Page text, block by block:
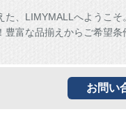
た、LIMYMALLへようこそ
豊富な品揃えからご希望条
お問い